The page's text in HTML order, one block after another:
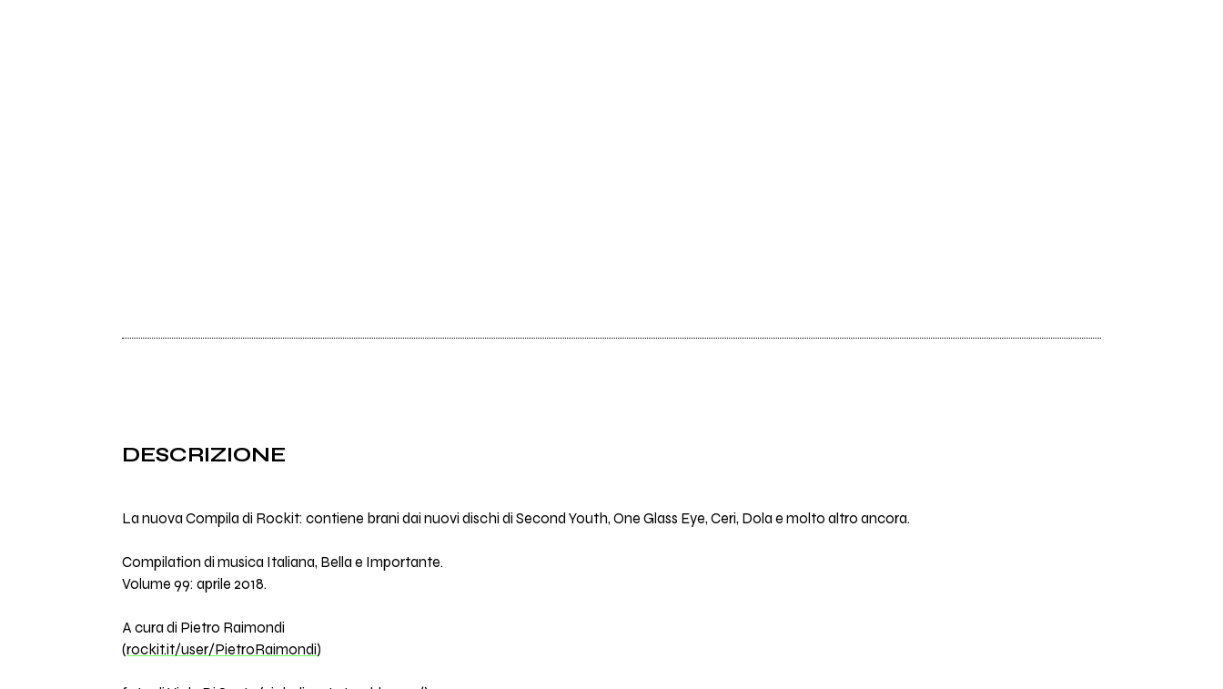
DESCRIZIONE
La nuova Compila di Rockit: contiene brani dai nuovi dischi di Second Youth, One Glass Eye, Ceri, Dola e molto altro ancora.
Compilation di musica Italiana, Bella e Importante.
Volume 99: aprile 2018.
A cura di Pietro Raimondi
(rockit.it/user/PietroRaimondi)